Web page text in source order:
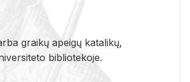
graikų apeigų katalikų,
bibliotekoje.